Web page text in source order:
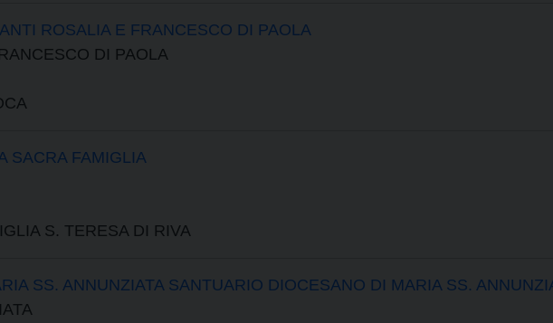
ROSALIA E FRANCESCO DI PAOLA
DI PAOLA
SACRA FAMIGLIA
S. TERESA DI RIVA
SS. ANNUNZIATA SANTUARIO DIOCESANO DI MARIA SS.